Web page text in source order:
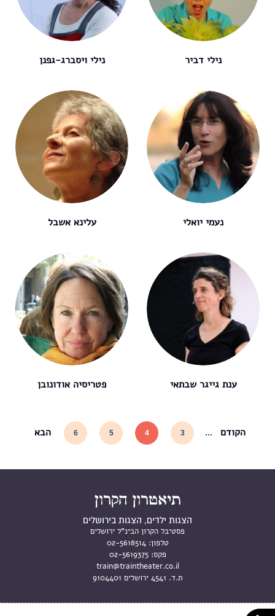
נילי דביר נילי ויסברג-גפנן
נעמי יואלי עלינא אשבל
ענת גייגר שבתאי פטריסיה אודונובן
הקודם …
3
4
5
6 הבא
הצגות ילדים, הצגות בירושלים
פסטיבל הקרון הבינ"ל ירושלים
טלפון: 02-5618514
פקס: 02-5619375
train@traintheater.co.il
ת.ד. 4541 ירושלים 9104401